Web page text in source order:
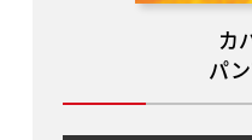
カ
パ